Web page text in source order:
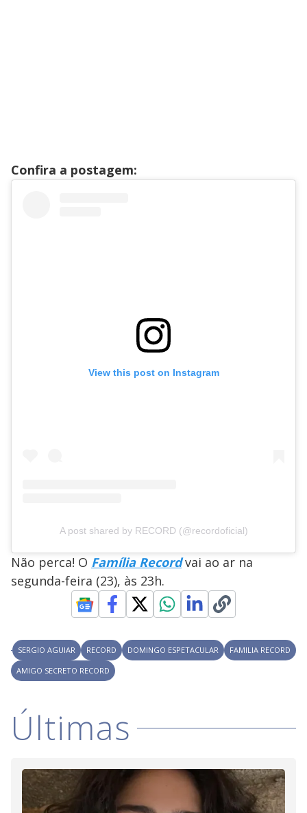
Confira a postagem:
View this post on Instagram
A post shared by RECORD (@recordoficial)
Não perca! O Família Recordvai ao ar na
segunda-feira (23), às 23h.
SERGIO AGUIAR RECORD DOMINGO ESPETACULAR
FAMILIA RECORD
AMIGO SECRETO RECORD
Últimas